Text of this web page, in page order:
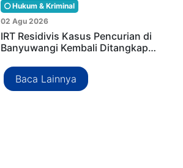
Hukum & Kriminal
02 Agu 2026
IRT Residivis Kasus Pencurian di
Banyuwangi Kembali Ditangkap…
Baca Lainnya